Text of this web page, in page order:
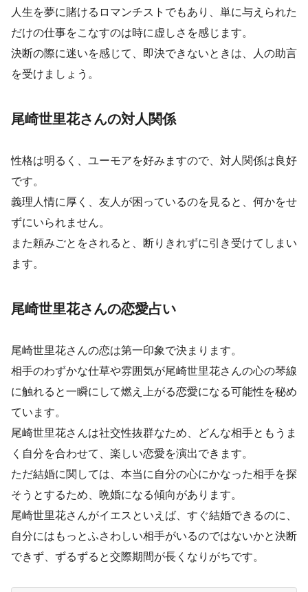
人生を夢に賭けるロマンチストでもあり、単に与えられた
だけの仕事をこなすのは時に虚しさを感じます。
決断の際に迷いを感じて、即決できないときは、人の助言
を受けましょう。
尾崎世里花さんの対人関係
性格は明るく、ユーモアを好みますので、対人関係は良好
です。
義理人情に厚く、友人が困っているのを見ると、何かをせ
ずにいられません。
また頼みごとをされると、断りきれずに引き受けてしまい
ます。
尾崎世里花さんの恋愛占い
尾崎世里花さんの恋は第一印象で決まります。
相手のわずかな仕草や雰囲気が尾崎世里花さんの心の琴線
に触れると一瞬にして燃え上がる恋愛になる可能性を秘め
ています。
尾崎世里花さんは社交性抜群なため、どんな相手ともうま
く自分を合わせて、楽しい恋愛を演出できます。
ただ結婚に関しては、本当に自分の心にかなった相手を探
そうとするため、晩婚になる傾向があります。
尾崎世里花さんがイエスといえば、すぐ結婚できるのに、
自分にはもっとふさわしい相手がいるのではないかと決断
できず、ずるずると交際期間が長くなりがちです。